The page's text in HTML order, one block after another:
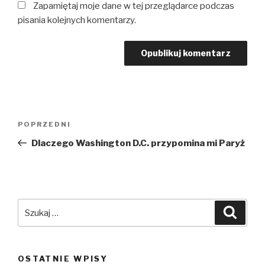
Zapamiętaj moje dane w tej przeglądarce podczas
pisania kolejnych komentarzy.
Poprzedni
wpis
POPRZEDNI
Dlaczego Washington D.C. przypomina mi Paryż
OSTATNIE WPISY